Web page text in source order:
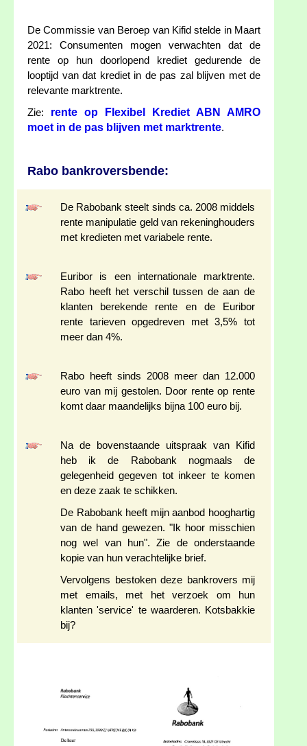
De Commissie van Beroep van Kifid stelde in Maart
2021: Consumenten mogen verwachten dat de
rente op hun doorlopend krediet gedurende de
looptijd van dat krediet in de pas zal blijven met de
relevante marktrente.
Zie: rente op Flexibel Krediet ABN AMRO
moet in de pas blijven met marktrente.
Rabo bankroversbende:
De Rabobank steelt sinds ca. 2008 middels
rente manipulatie geld van rekeninghouders
met kredieten met variabele rente.
Euribor is een internationale marktrente.
Rabo heeft het verschil tussen de aan de
klanten berekende rente en de Euribor
rente tarieven opgedreven met 3,5% tot
meer dan 4%.
Rabo heeft sinds 2008 meer dan 12.000
euro van mij gestolen. Door rente op rente
komt daar maandelijks bijna 100 euro bij.
Na de bovenstaande uitspraak van Kifid
heb ik de Rabobank nogmaals de
gelegenheid gegeven tot inkeer te komen
en deze zaak te schikken.
De Rabobank heeft mijn aanbod hooghartig
van de hand gewezen. "Ik hoor misschien
nog wel van hun". Zie de onderstaande
kopie van hun verachtelijke brief.
Vervolgens bestoken deze bankrovers mij
met emails, met het verzoek om hun
klanten 'service' te waarderen. Kotsbakkie
bij?